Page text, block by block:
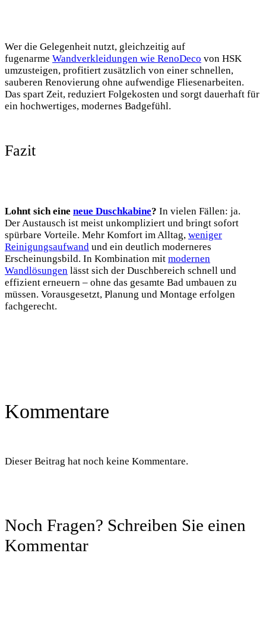
Wer die Gelegenheit nutzt, gleichzeitig auf
fugenarme Wandverkleidungen wie RenoDeco von HSK
umzusteigen, profitiert zusätzlich von einer schnellen,
sauberen Renovierung ohne aufwendige Fliesenarbeiten.
Das spart Zeit, reduziert Folgekosten und sorgt dauerhaft für
ein hochwertiges, modernes Badgefühl.
Fazit
Lohnt sich eine neue Duschkabine? In vielen Fällen: ja.
Der Austausch ist meist unkompliziert und bringt sofort
spürbare Vorteile. Mehr Komfort im Alltag, weniger
Reinigungsaufwand und ein deutlich moderneres
Erscheinungsbild. In Kombination mit modernen
Wandlösungen lässt sich der Duschbereich schnell und
effizient erneuern – ohne das gesamte Bad umbauen zu
müssen. Vorausgesetzt, Planung und Montage erfolgen
fachgerecht.
Kommentare
Dieser Beitrag hat noch keine Kommentare.
Noch Fragen? Schreiben Sie einen
Kommentar